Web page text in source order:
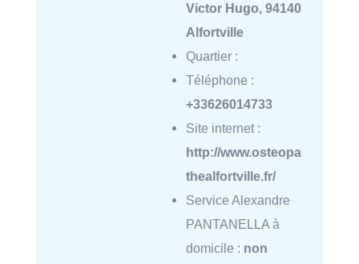
Victor Hugo, 94140
Alfortville
Quartier :
Téléphone :
+33626014733
Site internet :
http://www.osteopa
thealfortville.fr/
Service Alexandre
PANTANELLA à
domicile : non